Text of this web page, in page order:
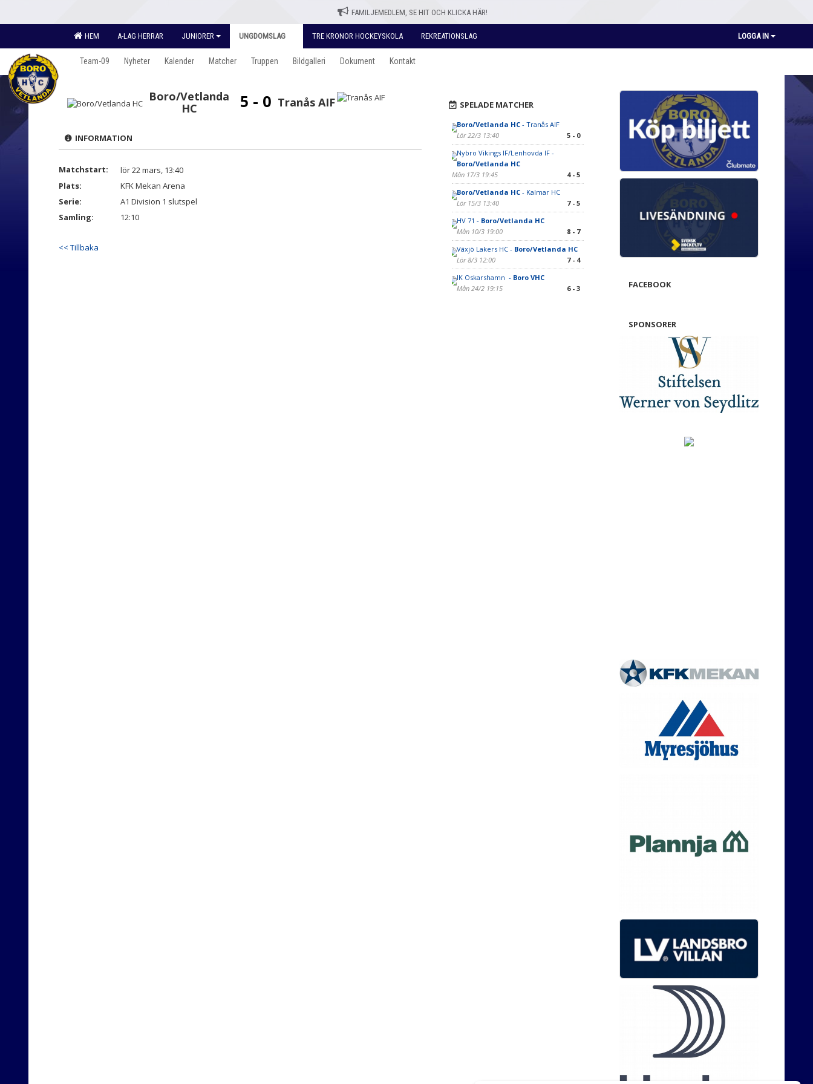
FAMILJEMEDLEM, SE HIT OCH KLICKA HÄR!
HEM A-LAG HERRAR JUNIORER UNGDOMSLAG TRE KRONOR HOCKEYSKOLA REKREATIONSLAG LOGGA IN
Team-09 Nyheter Kalender Matcher Truppen Bildgalleri Dokument Kontakt
Boro/Vetlanda
HC
5 - 0 Tranås AIF
INFORMATION
Matchstart:
lör 22 mars, 13:40
Plats:
KFK Mekan Arena
Serie:
A1 Division 1 slutspel
Samling:
12:10
<< Tillbaka
SPELADE MATCHER
Boro/Vetlanda HC- Tranås AIF
Lör 22/3 13:40
5 - 0
Nybro Vikings IF/Lenhovda IF -
Boro/Vetlanda HC
Mån 17/3 19:45
4 - 5
Boro/Vetlanda HC- Kalmar HC
Lör 15/3 13:40
7 - 5
HV 71 - Boro/Vetlanda HC
Mån 10/3 19:00
8 - 7
Växjö Lakers HC - Boro/Vetlanda HC
Lör 8/3 12:00
7 - 4
IK Oskarshamn - Boro VHC
Mån 24/2 19:15
6 - 3 FACEBOOK
SPONSORER